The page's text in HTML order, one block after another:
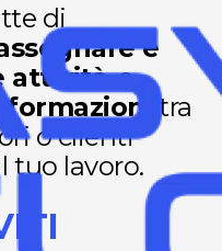
di
e
attività, e
tra
o clienti
tuo lavoro.